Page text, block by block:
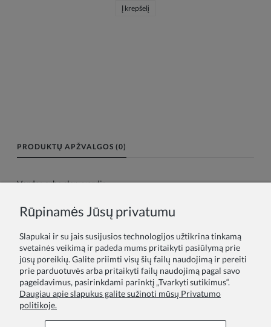
Į krepšelį
PRODUKTŲ APŽVALGOS (0)
Vardas arba slapyvardis:
Rūpinamės Jūsų privatumu
Slapukai ir su jais susijusios technologijos užtikrina tinkamą
svetainės veikimą ir padeda mums pritaikyti pasiūlymą prie
jūsų poreikių. Galite priimti visų šių failų naudojimą ir pereiti
prie parduotuvės arba pritaikyti failų naudojimą pagal savo
pageidavimus, pasirinkdami parinktį „Tvarkyti sutikimus“.
Daugiau apie slapukus galite sužinoti mūsų Privatumo
politikoje.